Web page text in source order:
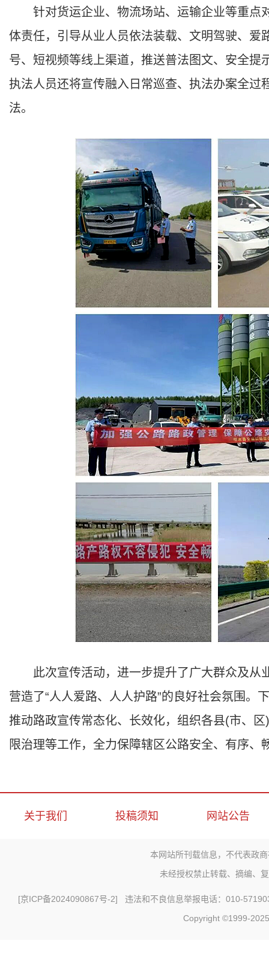
针对货运企业、物流场站、运输企业等重点
体责任，引导从业人员依法装载、文明驾驶、
号、短视频等线上渠道，推送普法图文、安全
执法人员还将宣传融入日常巡查、执法办案全
法。
此次宣传活动，进一步提升了广大群众及从
营造了“人人爱路、人人护路”的良好社会氛围。
推动路政宣传常态化、长效化，组织各县(市、
限治理等工作，全力保障辖区公路安全、有序
关于我们 投稿须知 网站公告
本网站所刊载信息，不代表政
未经授权禁止转载、摘编、
[京ICP备2024090867号-2] 违法和不良信息举报电话：010-
Copyright ©1999-